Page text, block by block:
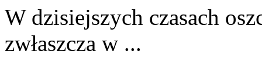
W dzisiejszych czasach
zwłaszcza⁤ w ...